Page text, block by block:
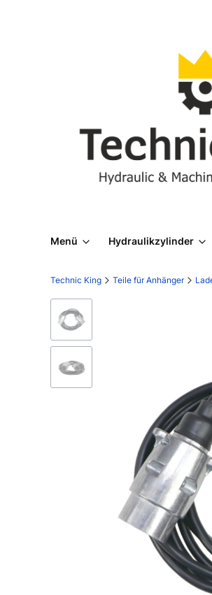
Menü Hydraulikzylinder
Technic King Teile für Anhänger